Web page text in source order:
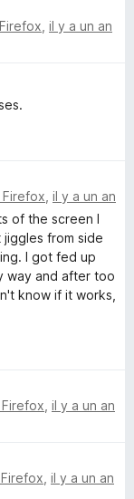
il y a un an
il y a un an
of the screen I
from side
I got fed up
way and after too
know if it works,
il y a un an
il y a un an